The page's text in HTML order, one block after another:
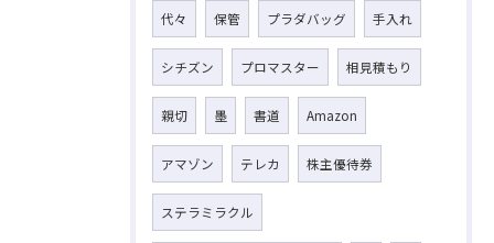
代々 保管 プラダバッグ 手入れ
シチズン プロマスター 相見積もり
親切 墨 書道 Amazon
アマゾン テレカ 株主優待券
ステラミラクル